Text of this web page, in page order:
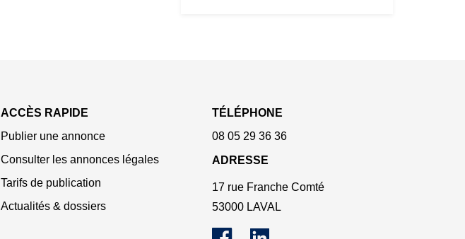
ACCÈS RAPIDE
Publier une annonce
Consulter les annonces légales
Tarifs de publication
Actualités & dossiers
TÉLÉPHONE
08 05 29 36 36
ADRESSE
17 rue Franche Comté
53000 LAVAL